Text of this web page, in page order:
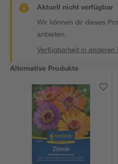
Aktuell nicht verfügbar
Wir können dir dieses
anbieten.
Verfügbarkeit in anderen
Alternative Produkte